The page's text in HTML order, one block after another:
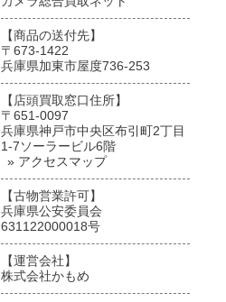
【商品の送付先】
〒673-1422
兵庫県加東市屋度736-253
【店頭買取窓口住所】
〒651-0097
兵庫県神戸市中央区布引町2丁目
1-7ソーラービル6階
» アクセスマップ
【古物営業許可】
兵庫県公安委員会
631122000018号
【運営会社】
株式会社かもめ